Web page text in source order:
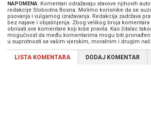
NAPOMENA: Komentari odražavaju stavove njihovih
redakcije Slobodna Bosna. Molimo korisnike da se
psovanja i vulgarnog izražavanja. Redakcija zadržava
bez najave i objašnjenja. Zbog velikog broja
obrisati sve komentare koji krše pravila. Kao čitalac
mogućnost da među komentarima mogu biti
u suprotnosti sa vašim vjerskim, moralnim i drugim
LISTA KOMENTARA DODAJ KOMENTAR